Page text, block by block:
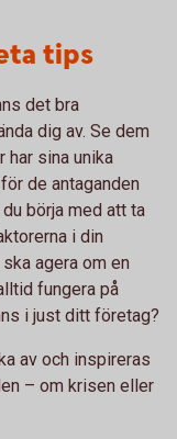
tips
det bra
dig av. Se dem
har sina unika
de antaganden
börja med att ta
i din
agera om en
fungera på
i just ditt företag?
av och inspireras
– om krisen eller